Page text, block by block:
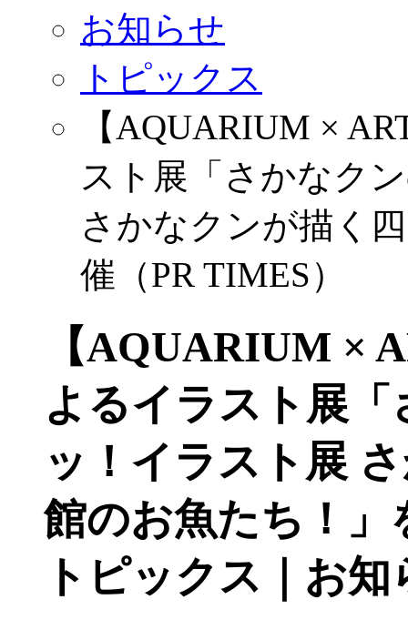
お知らせ
トピックス
【AQUARIUM ×
スト展「さかなク
さかなクンが描く
催（PR TIMES）
【AQUARIUM ×
よるイラスト展
ッ！イラスト展
館のお魚たち！」
トピックス｜お知